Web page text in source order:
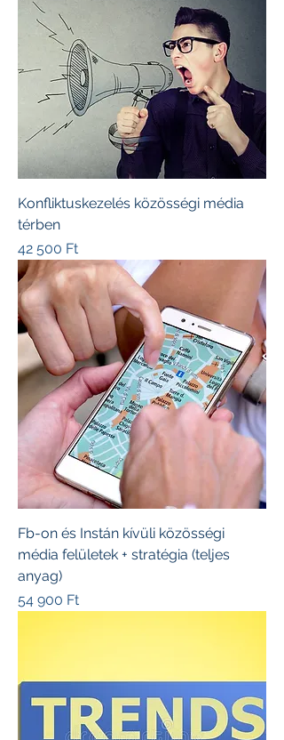
Konfliktuskezelés közösségi média
térben
Ár
42 500 Ft
Fb-on és Instán kívüli közösségi
média felületek + stratégia (teljes
anyag)
Ár
54 900 Ft